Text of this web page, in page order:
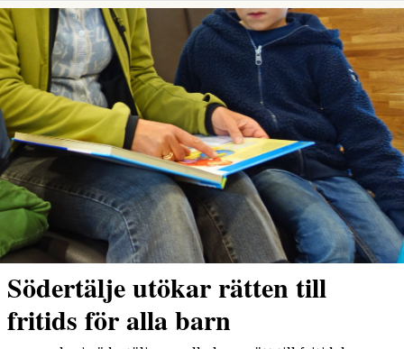
Södertälje utökar rätten till
fritids för alla barn